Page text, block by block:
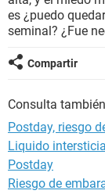
es ¿puedo
seminal? ¿Fue
Compartir
Consulta
Postday, riesgo
Liquido
Postday
Riesgo de